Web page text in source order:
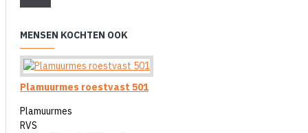
MENSEN KOCHTEN OOK
Plamuurmes roestvast 501
Plamuurmes
RVS